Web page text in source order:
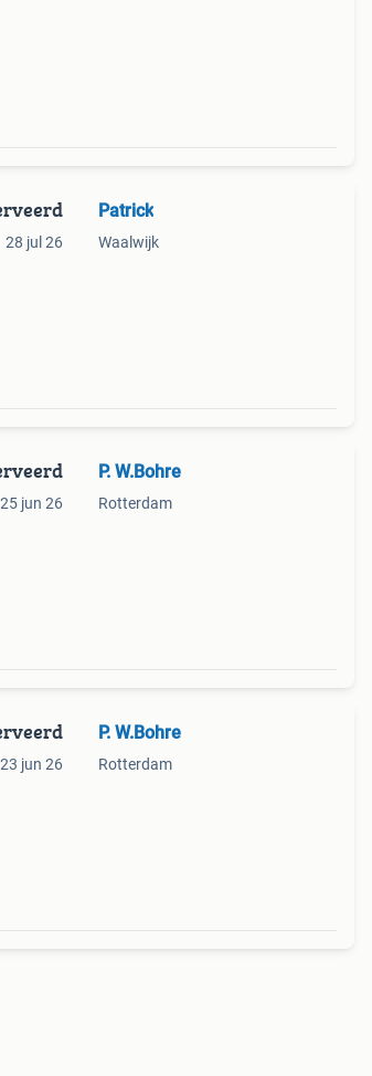
28 jul 26
Patrick
Waalwijk
25 jun 26
P. W.Bohre
Rotterdam
23 jun 26
P. W.Bohre
Rotterdam